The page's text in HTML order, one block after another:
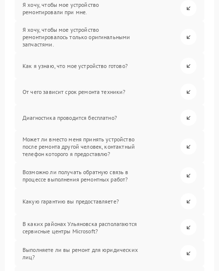
Я хочу, чтобы мое устройство
ремонтировали при мне.
Я хочу, чтобы мое устройство
ремонтировалось только оригинальными
запчастями.
Как я узнаю, что мое устройство готово?
От чего зависит срок ремонта техники?
Диагностика проводится бесплатно?
Может ли вместо меня принять устройство
после ремонта другой человек, контактный
телефон которого я предоставлю?
Возможно ли получать обратную связь в
процессе выполнения ремонтных работ?
Какую гарантию вы предоставляете?
В каких районах Ульяновска располагаются
сервисные центры Microsoft?
Выполняете ли вы ремонт для юридических
лиц?